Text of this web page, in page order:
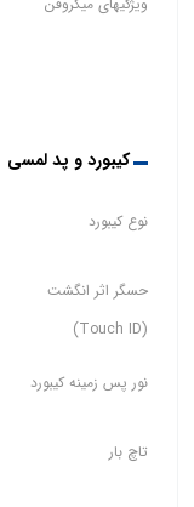
کیبورد و پد لمسی
نوع کیبورد
حسگر اثر انگشت
(Touch ID)
نور پس زمینه کیبورد
تاچ بار